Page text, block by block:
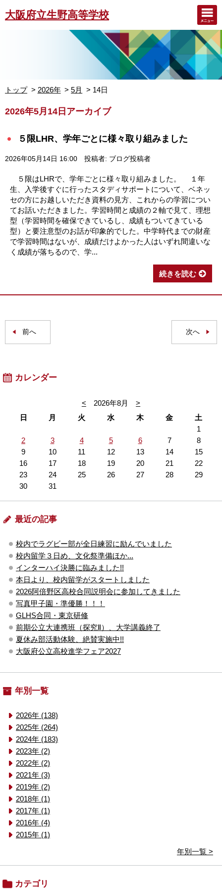
大阪府立生野高等学校
トップ 2026年 5月 14日
2026年5月14日アーカイブ
５限LHR、学年ごとに様々取り組みました
2026年05月14日 16:00 投稿者: ブログ投稿者
５限はLHRで、学年ごとに様々取り組みました。 １年
生、入学後すぐに行ったスタディサポートについて、ベネッ
セの方にお越しいただき資料の見方、これからの学習につい
てお話いただきました。学習時間と成績の２軸で見て、理想
型（学習時間を確保できているし、成績もついてきている
型）と要注意型のお話が印象的でした。中学時代までの財産
で学習時間はないが、成績だけよかった人はいずれ間違いな
く成績が落ちるので、学...
続きを読む
前へ 次へ
カレンダー
< 2026年8月
>
日
月 火 水 木 金
土
1
2
3 4 5 6 7
8
9
10 11 12 13 14
15
16
17 18 19 20 21
22
23
24 25 26 27 28
29
30
31
最近の記事
校内でラグビー部が全日練習に励んでいました
校内留学３日め、文化祭準備ほか...
インターハイ決勝に臨みました!!
本日より、校内留学がスタートしました
2026阿倍野区高校合同説明会に参加してきました
写真甲子園・準優勝！！！
GLHS合同・東京研修
前期公立大連携班（探究Ⅱ）、大学講義終了
夏休み部活動体験、絶賛実施中!!
大阪府公立高校進学フェア2027
年別一覧
2026年 (138)
2025年 (264)
2024年 (183)
2023年 (2)
2022年 (2)
2021年 (3)
2019年 (2)
2018年 (1)
2017年 (1)
2016年 (4)
2015年 (1)
年別一覧 >
カテゴリ